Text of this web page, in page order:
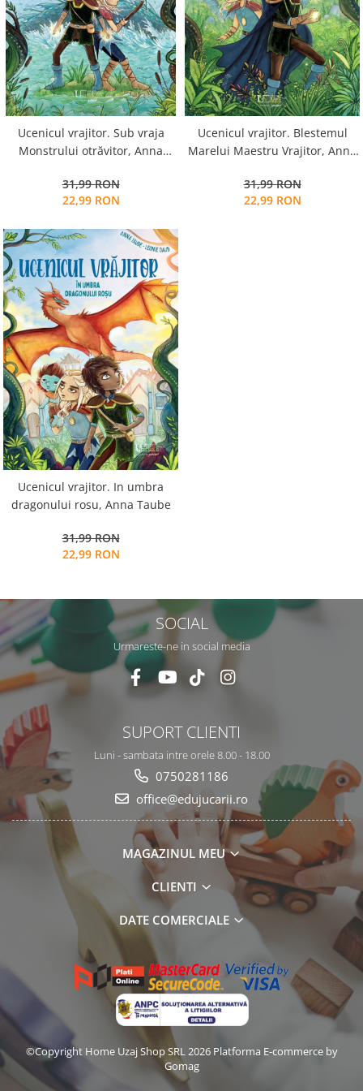
Alfabet si matematica
Jocuri de memorie si inteligenta
Seria Lectia de sanatate
Editura Litera
Editura Galaxia Copiilor
Colectia PIXI
Pisicile Războinice
Colectia Pia Papadia
Colectia Micul Paianjen Firicel
Atlase Enciclopedii
Marea carte
Ucenicul vrajitor. Sub vraja
Monstrului otrăvitor, Anna
31,99 RON
22,99 RON
Ucenicul vrajitor. Blestemul
Marelui Maestru Vrajitor, Anna
31,99 RON
22,99 RON
Ucenicul vrajitor. In umbra
dragonului rosu, Anna Taube
31,99 RON
22,99 RON
SOCIAL
Urmareste-ne in social media
SUPORT CLIENTI
Luni - sambata intre orele 8.00 - 18.00
0750281186
office@edujucarii.ro
MAGAZINUL MEU
CLIENTI
DATE COMERCIALE
©Copyright Home Uzaj Shop SRL 2026 Platforma E-commerce by
Gomag